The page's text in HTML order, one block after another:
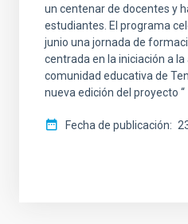
un centenar de docentes y
estudiantes. El programa
junio una jornada de
centrada en la iniciación a
comunidad educativa de
nueva edición del proyecto “
Fecha de publicación